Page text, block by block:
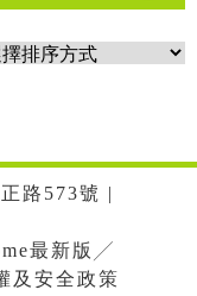
路573號 |
最新版╱
及安全政策